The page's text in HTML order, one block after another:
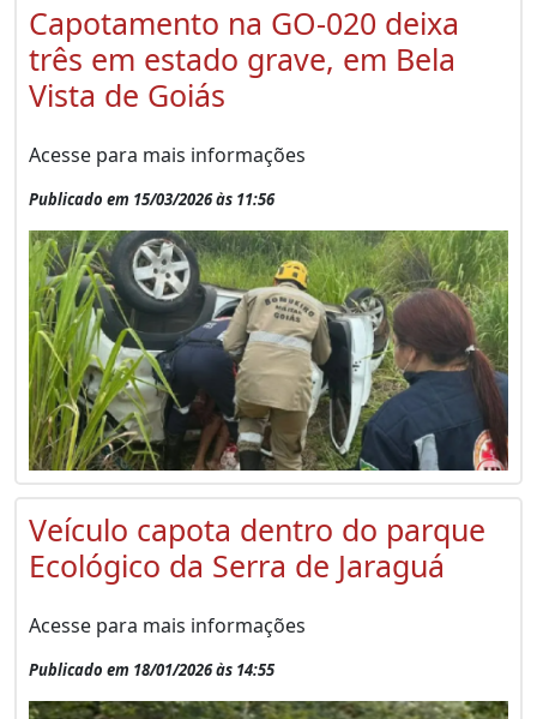
Capotamento na GO-020 deixa
três em estado grave, em Bela
Vista de Goiás
Acesse para mais informações
Publicado em 15/03/2026 às 11:56
Veículo capota dentro do parque
Ecológico da Serra de Jaraguá
Acesse para mais informações
Publicado em 18/01/2026 às 14:55